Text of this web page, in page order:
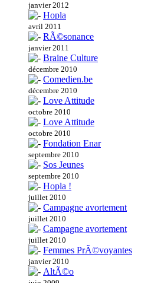
janvier 2012
Hopla
avril 2011
RÃ©sonance
janvier 2011
Braine Culture
décembre 2010
Comedien.be
décembre 2010
Love Attitude
octobre 2010
Love Attitude
octobre 2010
Fondation Enar
septembre 2010
Sos Jeunes
septembre 2010
Hopla !
juillet 2010
Campagne avortement
juillet 2010
Campagne avortement
juillet 2010
Femmes PrÃ©voyantes
janvier 2010
AltÃ©o